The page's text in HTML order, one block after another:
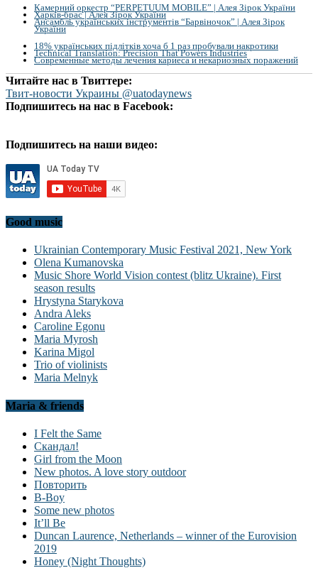
Камерний оркестр “PERPETUUM MOBILE” | Алея Зірок України
Харків-брас | Алея Зірок України
Ансамбль українських інструментів “Барвіночок” | Алея Зірок
України
18% українських підлітків хоча б 1 раз пробували накротики
Technical Translation: Precision That Powers Industries
Современные методы лечения кариеса и некариозных поражений
Читайте нас в Твиттере:
Твит-новости Украины @uatodaynews
Подпишитесь на нас в Facebook:
Подпишитесь на наши видео:
Good music
Ukrainian Contemporary Music Festival 2021, New York
Olena Kumanovska
Music Shore World Vision contest (blitz Ukraine). First
season results
Hrystyna Starykova
Andra Aleks
Caroline Egonu
Maria Myrosh
Karina Migol
Trio of violinists
Maria Melnyk
Maria & friends
I Felt the Same
Скандал!
Girl from the Moon
New photos. A love story outdoor
Повторить
B-Boy
Some new photos
It’ll Be
Duncan Laurence, Netherlands – winner of the Eurovision
2019
Honey (Night Thoughts)